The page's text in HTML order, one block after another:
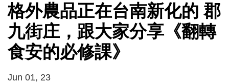
格外農品正在台南新化的 郡
九街庄，跟大家分享《翻轉
食安的必修課》
Jun 01, 23